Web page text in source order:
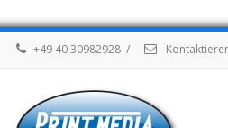
+49 40 30982928 /